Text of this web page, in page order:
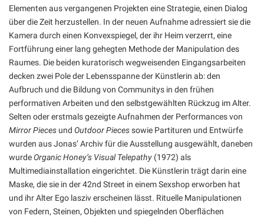
Elementen aus vergangenen Projekten eine Strategie, einen Dialog
über die Zeit herzustellen. In der neuen Aufnahme adressiert sie die
Kamera durch einen Konvexspiegel, der ihr Heim verzerrt, eine
Fortführung einer lang gehegten Methode der Manipulation des
Raumes. Die beiden kuratorisch wegweisenden Eingangsarbeiten
decken zwei Pole der Lebensspanne der Künstlerin ab: den
Aufbruch und die Bildung von Communitys in den frühen
performativen Arbeiten und den selbstgewählten Rückzug im Alter.
Selten oder erstmals gezeigte Aufnahmen der Performances von
Mirror Pieces und Outdoor Piecessowie Partituren und Entwürfe
wurden aus Jonas’ Archiv für die Ausstellung ausgewählt, daneben
wurdeOrganic Honey’s Visual Telepathy (1972) als
Multimediainstallation eingerichtet. Die Künstlerin trägt darin eine
Maske, die sie in der 42nd Street in einem Sexshop erworben hat
und ihr Alter Ego lasziv erscheinen lässt. Rituelle Manipulationen
von Federn, Steinen, Objekten und spiegelnden Oberflächen